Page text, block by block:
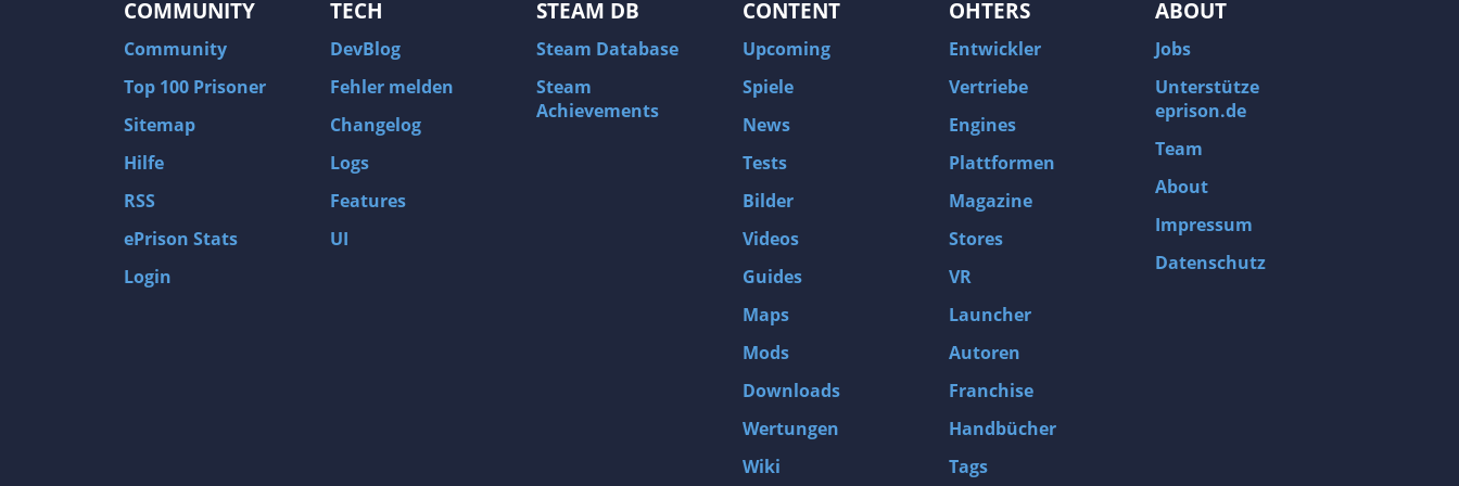
COMMUNITY
Community
Top 100 Prisoner
Sitemap
Hilfe
RSS
ePrison Stats
Login
TECH
DevBlog
Fehler melden
Changelog
Logs
Features
UI
STEAM DB
Steam Database
Steam
Achievements
CONTENT
Upcoming
Spiele
News
Tests
Bilder
Videos
Guides
Maps
Mods
Downloads
Wertungen
Wiki
OHTERS
Entwickler
Vertriebe
Engines
Plattformen
Magazine
Stores
VR
Launcher
Autoren
Franchise
Handbücher
Tags
ABOUT
Jobs
Unterstütze
eprison.de
Team
About
Impressum
Datenschutz